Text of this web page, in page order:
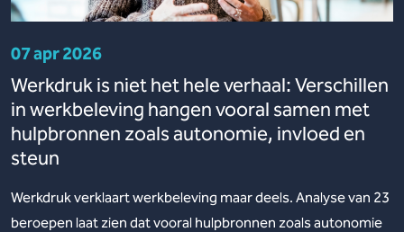
07 apr 2026
Werkdruk is niet het hele verhaal: Verschillen
in werkbeleving hangen vooral samen met
hulpbronnen zoals autonomie, invloed en
steun
Werkdruk verklaart werkbeleving maar deels. Analyse van 23
beroepen laat zien dat vooral hulpbronnen zoals autonomie